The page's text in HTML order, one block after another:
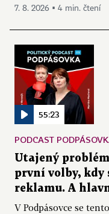
7. 8. 2026 ▪ 4 min. čtení
55:23
PODCAST
Utajený
první volby,
reklamu. A
V Podpásovce se